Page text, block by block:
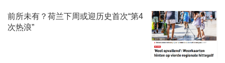
前所未有？荷兰下周或迎历史首次“第4
次热浪”